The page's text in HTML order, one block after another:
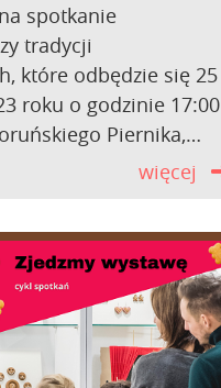
spotkanie
tradycji
które odbędzie się 25
roku o godzinie 17:00
Piernika,…
więcej